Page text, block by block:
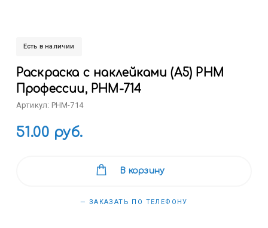
Есть в наличии
Раскраска с наклейками (А5) РНМ
Профессии, РНМ-714
Артикул: РНМ-714
51.00 руб.
В корзину
— ЗАКАЗАТЬ ПО ТЕЛЕФОНУ